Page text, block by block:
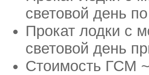
световой день
Прокат лодки с
световой день
Стоимость ГСМ